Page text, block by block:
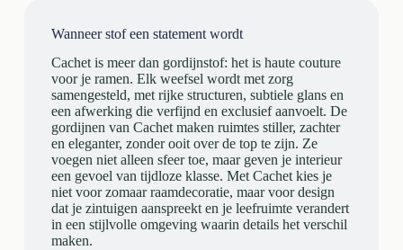
Wanneer stof een statement wordt
Cachet is meer dan gordijnstof: het is haute couture
voor je ramen. Elk weefsel wordt met zorg
samengesteld, met rijke structuren, subtiele glans en
een afwerking die verfijnd en exclusief aanvoelt. De
gordijnen van Cachet maken ruimtes stiller, zachter
en eleganter, zonder ooit over de top te zijn. Ze
voegen niet alleen sfeer toe, maar geven je interieur
een gevoel van tijdloze klasse. Met Cachet kies je
niet voor zomaar raamdecoratie, maar voor design
dat je zintuigen aanspreekt en je leefruimte verandert
in een stijlvolle omgeving waarin details het verschil
maken.